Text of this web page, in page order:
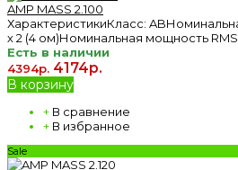
AMP MASS 2.100
ХарактеристикиКласс:
х 2 (4 ом)Номинальная мощность RMS:
Есть в наличии
4394р. 4174р.
В корзину
+ В сравнение
+ В избранное
Sale